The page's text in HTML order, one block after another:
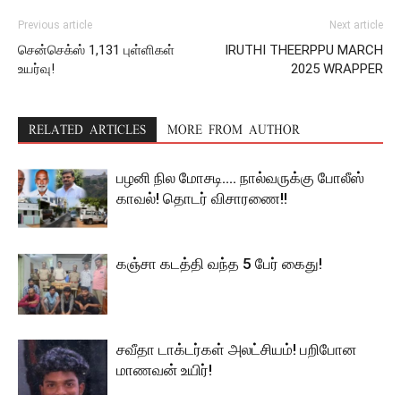
Previous article
சென்செக்ஸ் 1,131 புள்ளிகள்
உயர்வு!
Next article
IRUTHI THEERPPU MARCH
2025 WRAPPER
RELATED ARTICLES MORE FROM AUTHOR
பழனி நில மோசடி…. நால்வருக்கு போலீஸ்
காவல்! தொடர் விசாரணை!!
கஞ்சா கடத்தி வந்த 5 பேர் கைது!
சவீதா டாக்டர்கள் அலட்சியம்! பறிபோன
மாணவன் உயிர்!